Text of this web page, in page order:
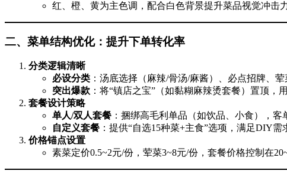
红、橙、黄为主色调，配合白色背景提升菜品视觉冲击
二、菜单结构优化：提升下单转化率
分类逻辑清晰
必设分类 ：汤底选择（麻辣/骨汤/麻酱）、必点招牌、
突出爆款 ：将“镇店之宝”（如黏糊麻辣烫套餐）置顶，
套餐设计策略
单人/双人套餐 ：捆绑高毛利单品（如饮品、小食），客
自定义套餐 ：提供“自选15种菜+主食”选项，满足DIY需
价格锚点设置
素菜定价0.5~2元/份，荤菜3~8元/份，套餐价格控制在